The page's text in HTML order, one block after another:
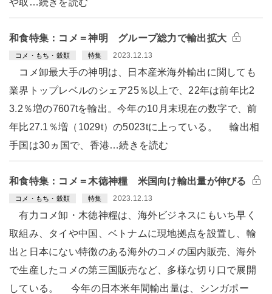
和食特集：コメ＝神明 グループ総力で輸出拡大
コメ・もち・穀類 特集 2023.12.13
コメ卸最大手の神明は、日本産米海外輸出に関しても
業界トップレベルのシェア25％以上で、22年は前年比2
3.2％増の7607tを輸出。今年の10月末現在の数字で、前
年比27.1％増（1029t）の5023tに上っている。 輸出相
手国は30ヵ国で、香港…続きを読む
和食特集：コメ＝木徳神糧 米国向け輸出量が伸びる
コメ・もち・穀類 特集 2023.12.13
有力コメ卸・木徳神糧は、海外ビジネスにもいち早く
取組み、タイや中国、ベトナムに現地拠点を設置し、輸
出と日本にない特徴のある海外のコメの国内販売、海外
で生産したコメの第三国販売など、多様な切り口で展開
している。 今年の日本米年間輸出量は、シンガポー